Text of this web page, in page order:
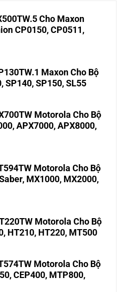
Cho Maxon
CP0150, CP0511,
Maxon Cho Bộ
SP140, SP150, SL55
Motorola Cho Bộ
APX7000, APX8000,
Motorola Cho Bộ
MX1000, MX2000,
Motorola Cho Bộ
HT210, HT220, MT500
Motorola Cho Bộ
CEP400, MTP800,